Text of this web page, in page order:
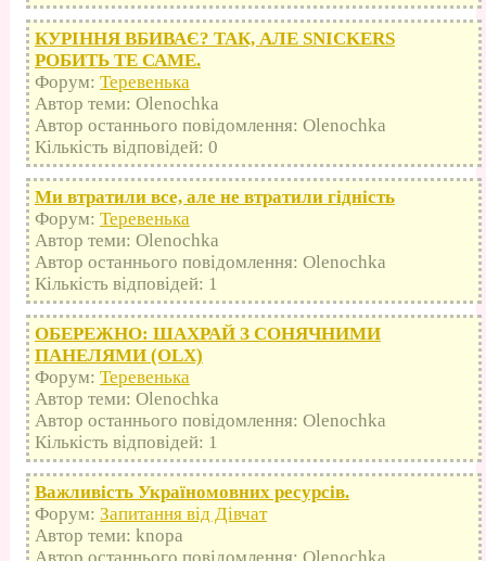
КУРІННЯ ВБИВАЄ? ТАК, АЛЕ SNICKERS
РОБИТЬ ТЕ САМЕ.
Форум: Теревенька
Автор теми: Olenochka
Автор останнього повідомлення: Olenochka
Кількість відповідей: 0
Ми втратили все, але не втратили гідність
Форум: Теревенька
Автор теми: Olenochka
Автор останнього повідомлення: Olenochka
Кількість відповідей: 1
ОБЕРЕЖНО: ШАХРАЙ З СОНЯЧНИМИ
ПАНЕЛЯМИ (OLX)
Форум: Теревенька
Автор теми: Olenochka
Автор останнього повідомлення: Olenochka
Кількість відповідей: 1
Важливість Україномовних ресурсів.
Форум: Запитання від Дівчат
Автор теми: knopa